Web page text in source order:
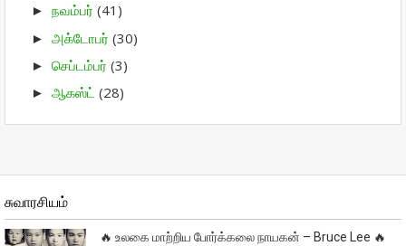
► நவம்பர் (41)
► அக்டோபர் (30)
► செப்டம்பர் (3)
► ஆகஸ்ட் (28)
சுவாரசியம்
🔥 உலகை மாற்றிய போர்க்கலை நாயகன் – Bruce Lee 🔥